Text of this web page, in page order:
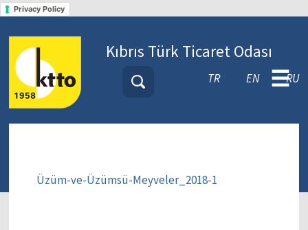
Privacy Policy
Kıbrıs Türk Ticaret Odası
TR EN RU
☰
Üzüm-ve-Üzümsü-Meyveler_2018-1